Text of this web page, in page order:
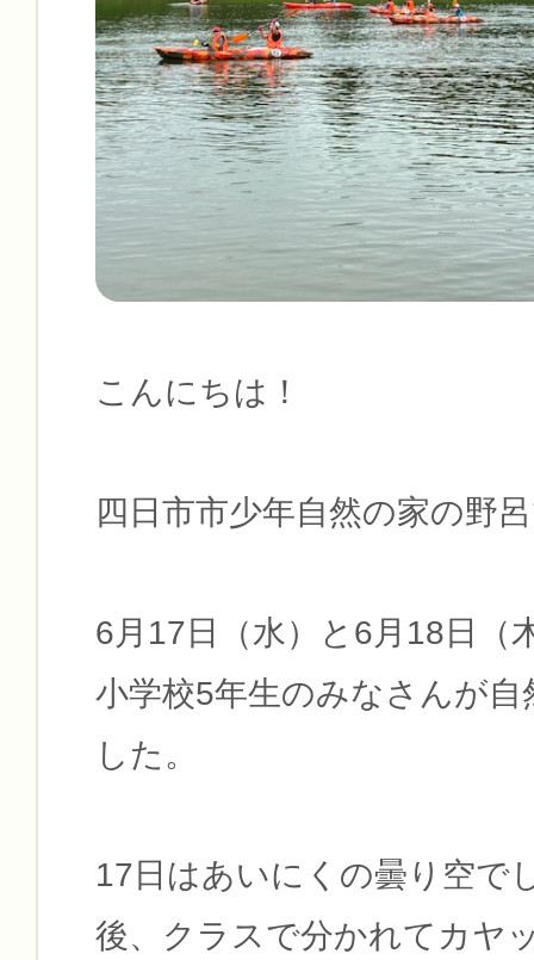
こんにちは！
四日市市少年自然の家の野
6月17日（水）と6月18日（
小学校5年生のみなさんが
した。
17日はあいにくの曇り空で
後、クラスで分かれてカヤ